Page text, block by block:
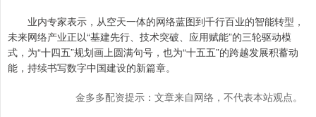
业内专家表示，从空天一体的网络蓝图到千行百业的智能转型，
未来网络产业正以“基建先行、技术突破、应用赋能”的三轮驱动模
式，为“十四五”规划画上圆满句号，也为“十五五”的跨越发展积蓄动
能，持续书写数字中国建设的新篇章。
金多多配资提示：文章来自网络，不代表本站观点。